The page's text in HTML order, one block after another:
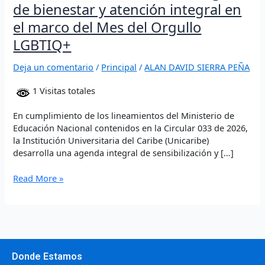
de bienestar y atención integral en
el marco del Mes del Orgullo
LGBTIQ+
Deja un comentario / Principal /ALAN DAVID SIERRA PEÑA
1 Visitas totales
En cumplimiento de los lineamientos del Ministerio de
Educación Nacional contenidos en la Circular 033 de 2026,
la Institución Universitaria del Caribe (Unicaribe)
desarrolla una agenda integral de sensibilización y […]
Orgullo
LGBTIQ+
Read More »
Donde Estamos